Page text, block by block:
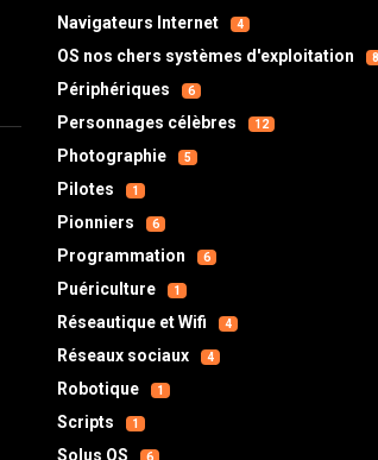
Navigateurs Internet 4
OS nos chers systèmes d'exploitation
Périphériques 6
Personnages célèbres 12
Photographie 5
Pilotes 1
Pionniers 6
Programmation 6
Puériculture 1
Réseautique et Wifi 4
Réseaux sociaux 4
Robotique 1
Scripts 1
Solus OS 6